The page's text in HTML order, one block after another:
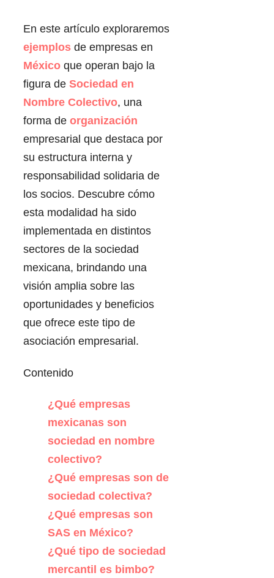
En este artículo exploraremos
ejemplos de empresas en
México que operan bajo la
figura de Sociedad en
Nombre Colectivo, una
forma de organización
empresarial que destaca por
su estructura interna y
responsabilidad solidaria de
los socios. Descubre cómo
esta modalidad ha sido
implementada en distintos
sectores de la sociedad
mexicana, brindando una
visión amplia sobre las
oportunidades y beneficios
que ofrece este tipo de
asociación empresarial.
Contenido
¿Qué empresas
mexicanas son
sociedad en nombre
colectivo?
¿Qué empresas son de
sociedad colectiva?
¿Qué empresas son
SAS en México?
¿Qué tipo de sociedad
mercantil es bimbo?